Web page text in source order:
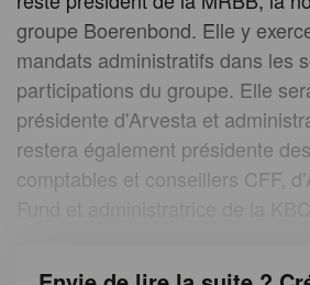
groupe Boerenbond. Elle y
mandats administratifs dans les
participations du groupe. Elle
présidente d'Arvesta et
restera également présidente
comptables et conseillers CFF,